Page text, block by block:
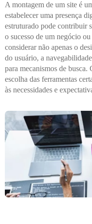
A montagem de um site é
estabelecer uma presença
estruturado pode contribuir
o sucesso de um negócio
considerar não apenas o
do usuário, a
para mecanismos de
escolha das ferramentas
às necessidades e